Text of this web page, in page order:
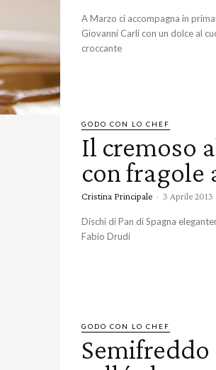
A Marzo ci accompagna in
Giovanni Carli con un dolce al
croccante
GODO CON LO CHEF
Il cremoso
con fragole
Cristina Principale - 3 Aprile 2013
Dischi di Pan di Spagna
Fabio Drudi
GODO CON LO CHEF